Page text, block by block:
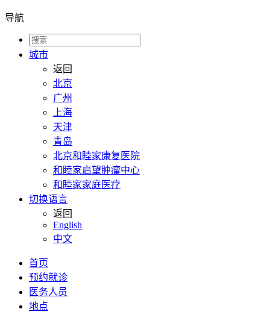
导航
城市
返回
北京
广州
上海
天津
青岛
北京和睦家康复医院
和睦家启望肿瘤中心
和睦家家庭医疗
切换语言
返回
English
中文
首页
预约就诊
医务人员
地点